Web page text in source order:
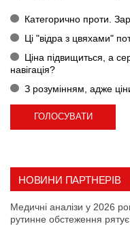
Категорично проти.
Ці "відра з цвяхами"
Ціна підвищиться, а
навігація?
З розумінням, адже
НОВИНИ ПАРТНЕРІВ
Медичні аналізи у 2026
рутинне обстеження